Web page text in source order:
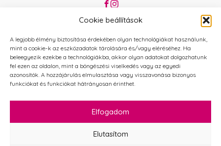
Cookie beállítások
A legjobb élmény biztosítása érdekében olyan technológiákat használunk,
mint a cookie-k az eszközadatok tárolására és/vagy eléréséhez. Ha
beleegyezik ezekbe a technológiákba, akkor olyan adatokat dolgozhatunk
fel ezen az oldalon, mint a böngészési viselkedés vagy az egyedi
azonosítók. A hozzájárulás elmulasztása vagy visszavonása bizonyos
funkciókat és funkciókat hátrányosan érinthet.
Elfogadom
Elutasítom